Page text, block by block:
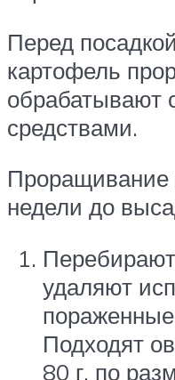
Перед
картофель
обрабатывают
средствами.
Проращивание
недели до
удаляют
Подходят
80 г, по